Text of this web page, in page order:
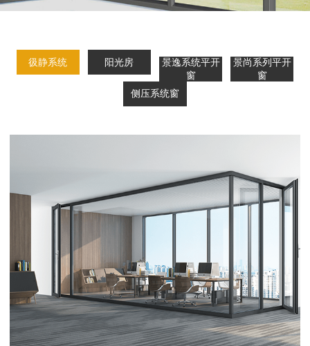
彶静系统 阳光房
景逸系统平开
窗
景尚系列平开
窗
侧压系统窗